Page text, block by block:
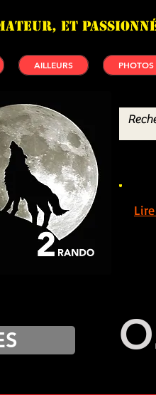
et
AILLEURS
O